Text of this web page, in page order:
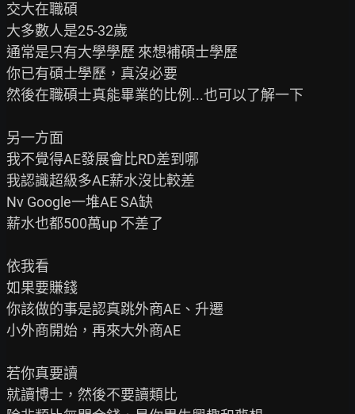
交大在職碩
大多數人是25-32歲
通常是只有大學學歷 來想補碩士學歷
你已有碩士學歷，真沒必要
然後在職碩士真能畢業的比例...也可以了解一下
另一方面
我不覺得AE發展會比RD差到哪
我認識超級多AE薪水沒比較差
Nv Google一堆AE SA缺
薪水也都500萬up 不差了
依我看
如果要賺錢
你該做的事是認真跳外商AE、升遷
小外商開始，再來大外商AE
若你真要讀
就讀博士，然後不要讀類比